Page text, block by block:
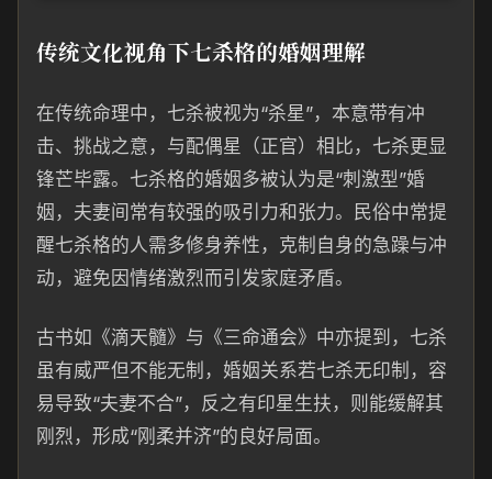
传统文化视角下七杀格的婚姻理解
在传统命理中，七杀被视为“杀星”，本意带有冲
击、挑战之意，与配偶星（正官）相比，七杀更显
锋芒毕露。七杀格的婚姻多被认为是“刺激型”婚
姻，夫妻间常有较强的吸引力和张力。民俗中常提
醒七杀格的人需多修身养性，克制自身的急躁与冲
动，避免因情绪激烈而引发家庭矛盾。
古书如《滴天髓》与《三命通会》中亦提到，七杀
虽有威严但不能无制，婚姻关系若七杀无印制，容
易导致“夫妻不合”，反之有印星生扶，则能缓解其
刚烈，形成“刚柔并济”的良好局面。